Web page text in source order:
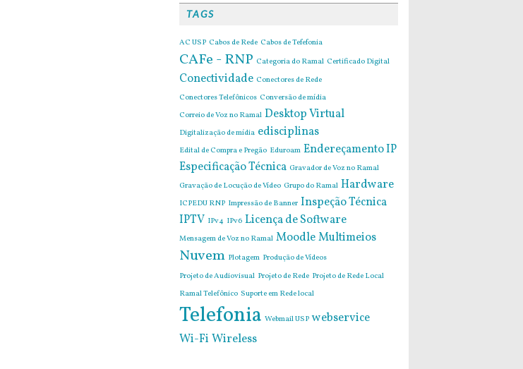
TAGS
AC USP Cabos de Rede Cabos de Tefefonia
CAFe - RNP Categoria do Ramal Certificado Digital
Conectividade Conectores de Rede
Conectores Telefônicos Conversão de mídia
Correio de Voz no Ramal Desktop Virtual
Digitalização de mídia edisciplinas
Edital de Compra e Pregão Eduroam Endereçamento IP
Especificação Técnica Gravador de Voz no Ramal
Gravação de Locução de Vídeo Grupo do Ramal Hardware
ICPEDU RNP Impressão de Banner Inspeção Técnica
IPTV IPv4 IPv6 Licença de Software
Mensagem de Voz no Ramal MoodleMultimeios
Nuvem Plotagem Produção de Vídeos
Projeto de Audiovisual Projeto de Rede Projeto de Rede Local
Ramal Telefônico Suporte em Rede local
Telefonia Webmail USP webservice
Wi-Fi Wireless